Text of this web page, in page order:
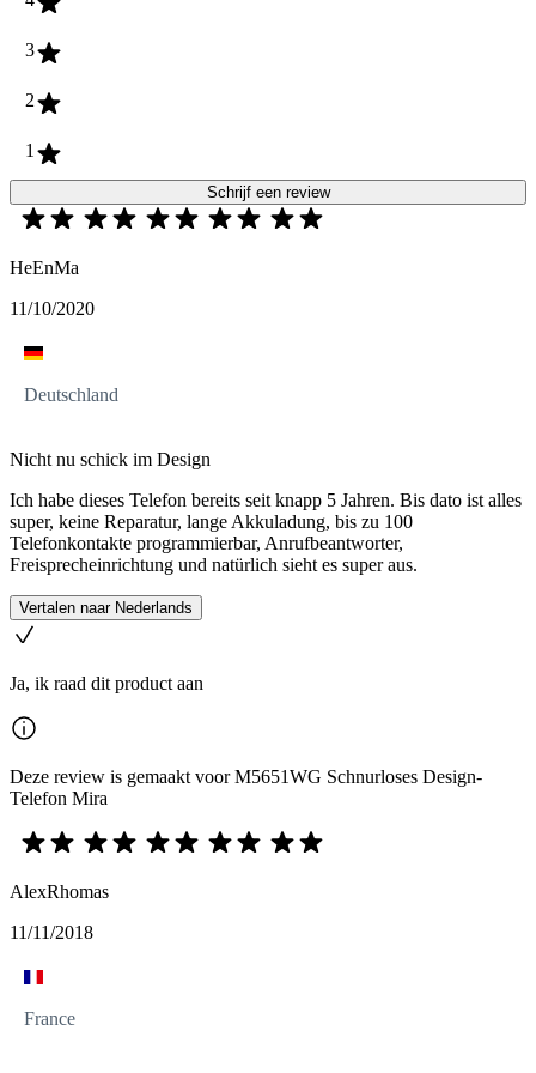
3
2
1
Schrijf een review
HeEnMa
11/10/2020
Deutschland
Nicht nu schick im Design
Ich habe dieses Telefon bereits seit knapp 5 Jahren. Bis dato ist alles
super, keine Reparatur, lange Akkuladung, bis zu 100
Telefonkontakte programmierbar, Anrufbeantworter,
Freisprecheinrichtung und natürlich sieht es super aus.
Vertalen naar Nederlands
Ja, ik raad dit product aan
Deze review is gemaakt voor M5651WG Schnurloses Design-
Telefon Mira
AlexRhomas
11/11/2018
France